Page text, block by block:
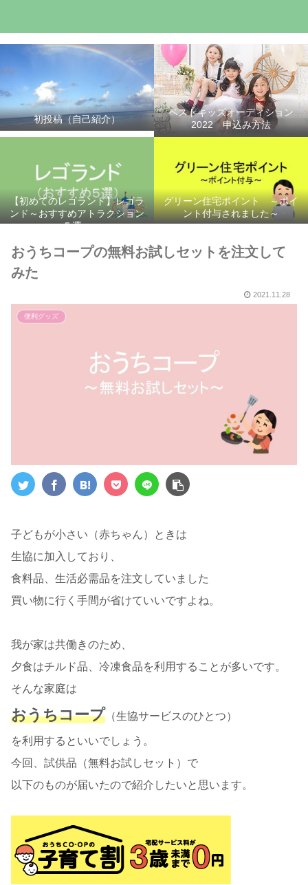
初投稿（自己紹介）
ベストキッズオーディション
2022 申込み方法
【初めてのレゴランド】レゴラ
ンド～おすすめアトラクション
５選～
グリーン住宅ポイント ～ポイ
ント付与されました～
おうちコープの無料お試しセットを注文して
みた
2021.11.28
便利グッズ
子どもが小さい（赤ちゃん）ときは
生協に加入しており、
食料品、生活必需品を注文していました
買い物に行く手間が省けていいですよね。
我が家は共働きのため、
夕食はチルド品、冷凍食品を利用することが多いです。
そんな家庭は
おうちコープ （生協サービスのひとつ）
を利用するといいでしょう。
今回、試供品（無料お試しセット）で
以下のものが届いたので紹介したいと思います。